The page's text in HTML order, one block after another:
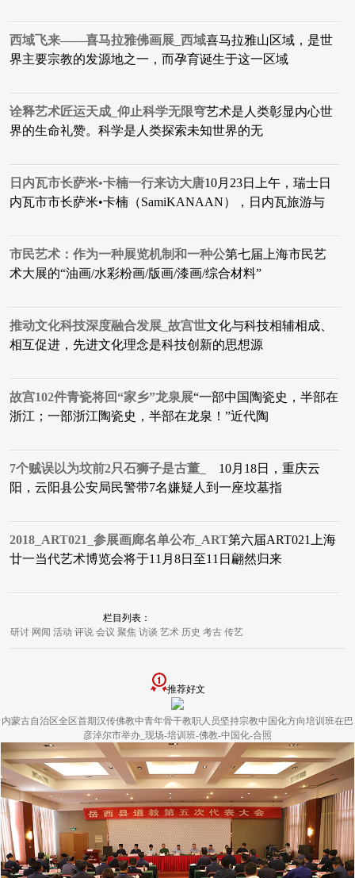
西域飞来——喜马拉雅佛画展_西域喜马拉雅山区域，是世
界主要宗教的发源地之一，而孕育诞生于这一区域
诠释艺术匠运天成_仰止科学无限穹艺术是人类彰显内心世
界的生命礼赞。科学是人类探索未知世界的无
日内瓦市长萨米•卡楠一行来访大唐10月23日上午，瑞士日
内瓦市市长萨米•卡楠（SamiKANAAN），日内瓦旅游与
市民艺术：作为一种展览机制和一种公第七届上海市民艺
术大展的“油画/水彩粉画/版画/漆画/综合材料”
推动文化科技深度融合发展_故宫世​文化与科技相辅相成、
相互促进，先进文化理念是科技创新的思想源
故宫102件青瓷将回“家乡”龙泉展​“一部中国陶瓷史，半部在
浙江；一部浙江陶瓷史，半部在龙泉！”近代陶
7个贼误以为坟前2只石狮子是古董_
​ 10月18日，重庆云
阳，云阳县公安局民警带7名嫌疑人到一座坟墓指
2018_ART021_参展画廊名单公布_ART第六届ART021上海
廿一当代艺术博览会将于11月8日至11日翩然归来
栏目列表：
研讨 网闻 活动 评说 会议 聚焦 访谈 艺术 历史 考古 传艺
推荐好文
内蒙古自治区全区首期汉传佛教中青年骨干教职人员坚持宗教中国化方向培训班在巴
彦淖尔市举办_现场-培训班-佛教-中国化-合照